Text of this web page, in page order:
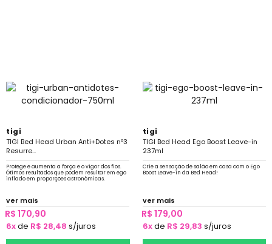
tigi
TIGI Bed Head Urban Anti+Dotes nº3
Resurre...
Protege e aumenta a força e o vigor dos fios.
Ótimos resultados que podem resultar em ego
inflado em proporções astronômicas.
ver mais
R$ 170,90
6xde R$ 28,48 s/juros
tigi
TIGI Bed Head Ego Boost Leave-in
237ml
Crie a sensação de salão em casa com o Ego
Boost Leave-in da Bed Head!
ver mais
R$ 179,00
6xde R$ 29,83 s/juros